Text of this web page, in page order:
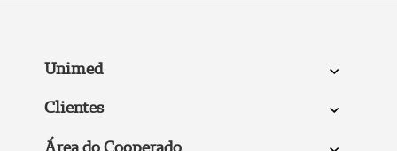
Unimed
Clientes